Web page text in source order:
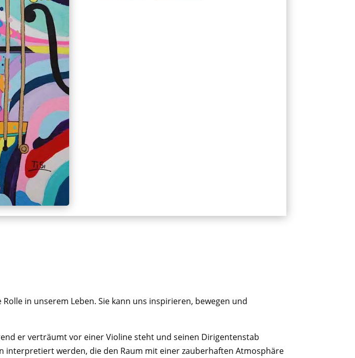
in unserem Leben. Sie kann uns inspirieren, bewegen und
er verträumt vor einer Violine steht und seinen Dirigentenstab
interpretiert werden, die den Raum mit einer zauberhaften Atmosphäre